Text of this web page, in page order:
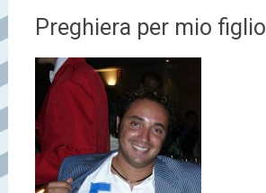
Preghiera per mio figlio